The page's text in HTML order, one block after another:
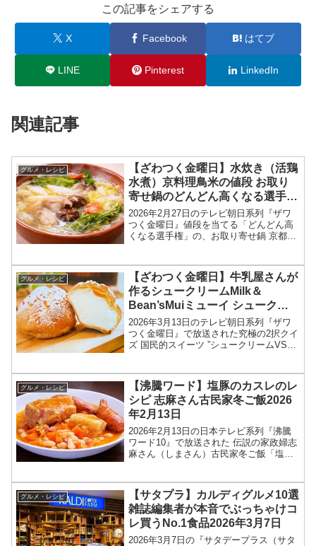
この記事をシェアする
X Facebook はてブ
LINE Pinterest LinkedIn
関連記事
グルメ・レシピ
【ざわつく金曜日】水炊き（活鶏
水煮）京料理鳥米の値段 お取り
寄せ鍋のどんどん高くなる選手権
2026年2月27日
2026年2月27日のテレビ朝日系列『ザワ
つく金曜日』値段を当てる「どんどん高
くなる選手権」の、お取り寄せ鍋 京都の
めます！ざわつく金曜日では「どんどん
高くなる選手権...
グルメ・レシピ
【ざわつく金曜日】牛乳屋さんが
作るシュークリームMilk＆
Bean’sMuiミューイ シュークリ
ームVSいちごパフェ結果2026年
3月13日
2026年3月13日のテレビ朝日系列『ザワ
つく金曜日』で放送された究極の2択クイ
ズ 国民的スイーツ ”シュークリームVSい
ューイ情報を紹介します！今回の...
グルメ・レシピ
【沸騰ワード】塩豚のカスレのレ
シピ 志麻さん古民家冬ご飯2026
年2月13日
2026年2月13日の日本テレビ系列『沸騰
ワード10』で放送された 伝説の家政婦志
麻さん（しまさん）古民家冬ご飯「塩豚
ドキュメント続編！新居改装プロジェク
トに、今回はト...
グルメ・レシピ
【サタプラ】カルディグルメ10選
雑誌編集者が本音でぶっちゃけコ
レ買うNo.1食品2026年3月7日
2026年3月7日の『サタデープラス（サタ